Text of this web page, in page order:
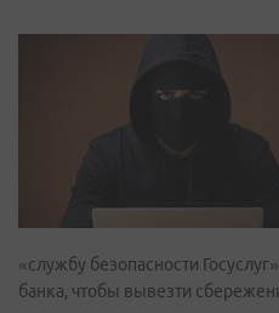
«службу безопасности
банка, чтобы вывезти